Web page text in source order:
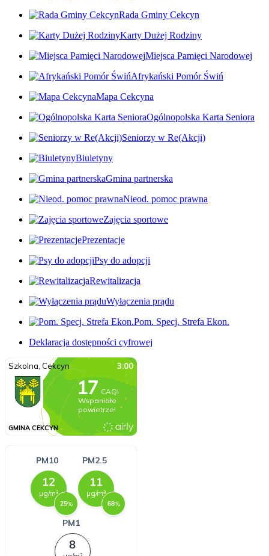
Rada Gminy Cekcyn
Karty Dużej Rodziny
Miejsca Pamięci Narodowej
Afrykański Pomór Świń
Mapa Cekcyna
Ogólnopolska Karta Seniora
Seniorzy w Re(Akcji)
Biuletyny
Gmina partnerska
Nieod. pomoc prawna
Zajęcia sportowe
Prezentacje
Psy do adopcji
Rewitalizacja
Wyłączenia prądu
Pom. Specj. Strefa Ekon.
Deklaracja dostępności cyfrowej